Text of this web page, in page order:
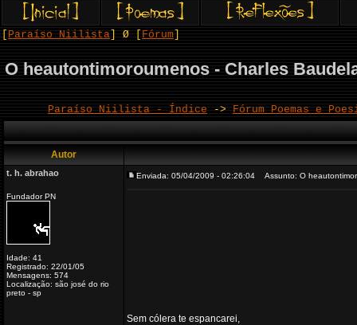
Paraíso Niilista ] Ø [ Fórum
O heautontimoroumenos - Charles
Paraíso Niilista - Índice -> Fórum Poemas e
Autor
t. h. abrahao
Fundador PN
Idade: 41
Registrado: 22/01/05
Mensagens: 574
Localização: são josé do rio
preto - sp
Enviada: 05/04/2009 - 02:26:04 Assunto: O
Sem cólera te espancarei,